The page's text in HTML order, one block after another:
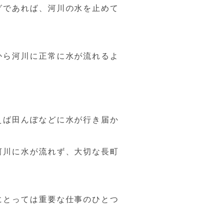
あれば、河川の水を止めて
河川に正常に水が流れるよ
田んぼなどに水が行き届か
に水が流れず、大切な長町
っては重要な仕事のひとつ